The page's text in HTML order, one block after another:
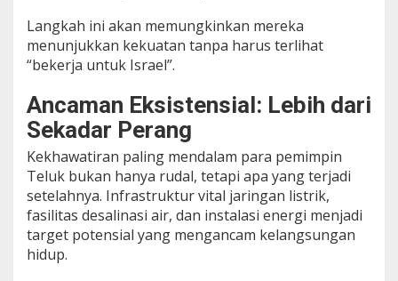
Langkah ini akan memungkinkan mereka
menunjukkan kekuatan tanpa harus terlihat
“bekerja untuk Israel”.
Ancaman Eksistensial: Lebih dari
Sekadar Perang
Kekhawatiran paling mendalam para pemimpin
Teluk bukan hanya rudal, tetapi apa yang terjadi
setelahnya. Infrastruktur vital jaringan listrik,
fasilitas desalinasi air, dan instalasi energi menjadi
target potensial yang mengancam kelangsungan
hidup.